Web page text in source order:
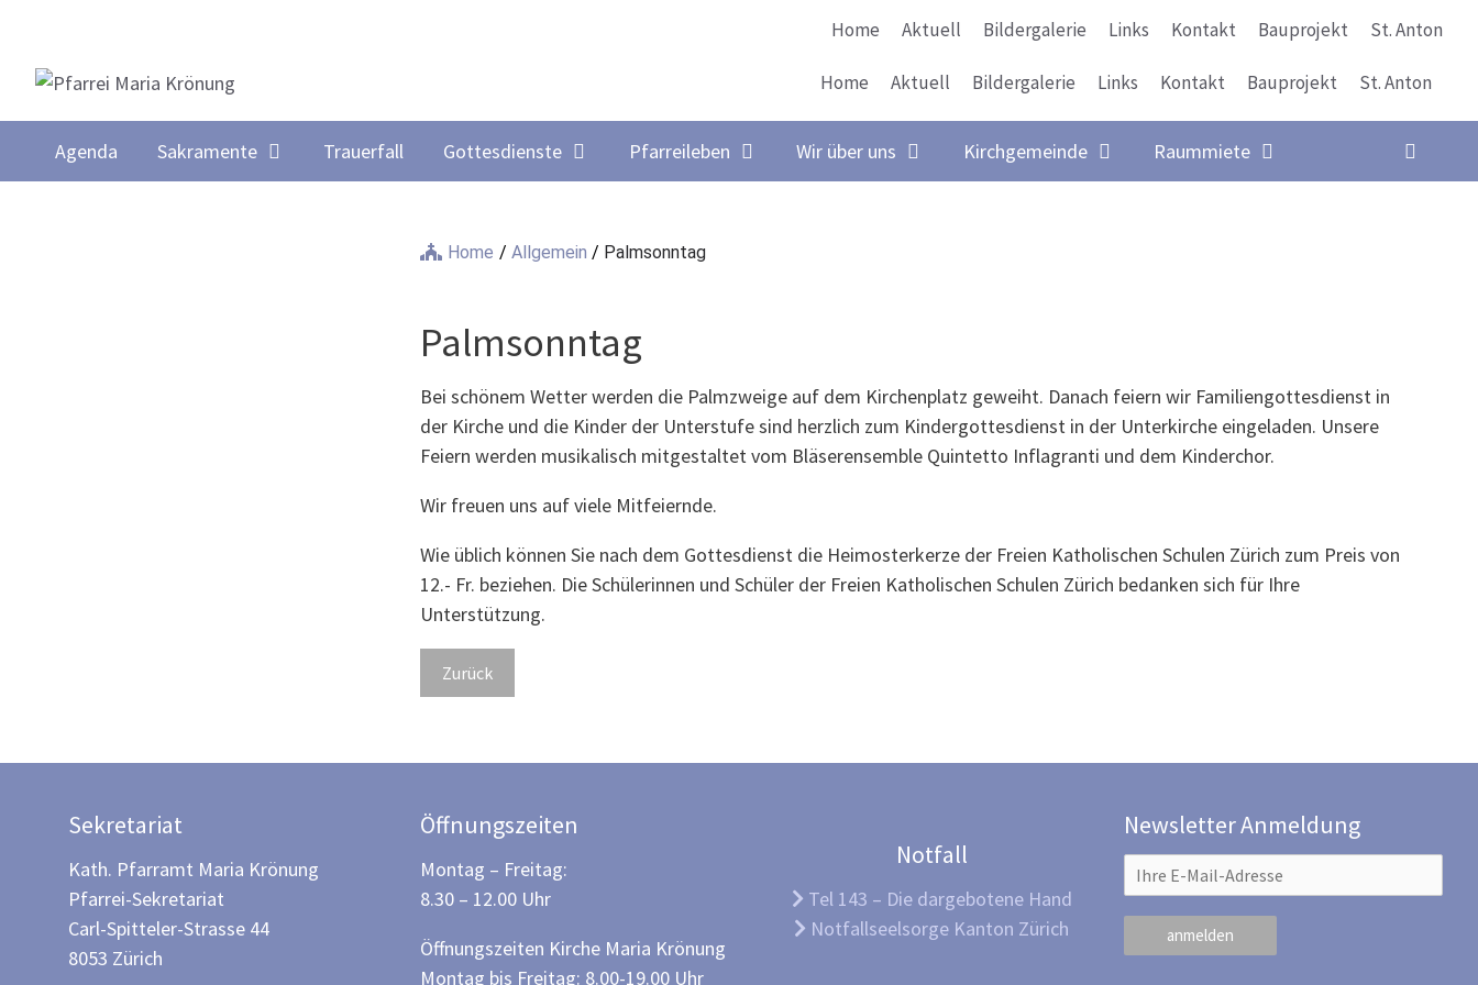
Inhalt
Home Aktuell Bildergalerie Links Kontakt Bauprojekt St. Anton
Home Aktuell Bildergalerie Links Kontakt Bauprojekt St. Anton
Agenda Sakramente Trauerfall Gottesdienste Pfarreileben Wir über uns Kirchgemeinde Raummiete
Home / Allgemein / Palmsonntag
Palmsonntag
Bei schönem Wetter werden die Palmzweige auf dem Kirchenplatz geweiht. Danach feiern wir Familiengottesdienst in
der Kirche und die Kinder der Unterstufe sind herzlich zum Kindergottesdienst in der Unterkirche eingeladen. Unsere
Feiern werden musikalisch mitgestaltet vom Bläserensemble Quintetto Inflagranti und dem Kinderchor.
Wir freuen uns auf viele Mitfeiernde.
Wie üblich können Sie nach dem Gottesdienst die Heimosterkerze der Freien Katholischen Schulen Zürich zum Preis von
12.- Fr. beziehen. Die Schülerinnen und Schüler der Freien Katholischen Schulen Zürich bedanken sich für Ihre
Unterstützung.
Zurück
Sekretariat
Kath. Pfarramt Maria Krönung
Pfarrei-Sekretariat
Carl-Spitteler-Strasse 44
8053 Zürich
Öffnungszeiten
Montag – Freitag:
8.30 – 12.00 Uhr
Öffnungszeiten Kirche Maria Krönung
Montag bis Freitag: 8.00-19.00 Uhr
Notfall
Tel 143 – Die dargebotene Hand
Notfallseelsorge Kanton Zürich
Newsletter Anmeldung